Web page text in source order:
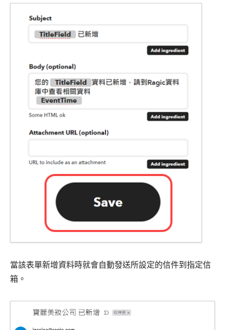
當該表單新增資料時就會自動發送所設定的信件到指定信
箱。